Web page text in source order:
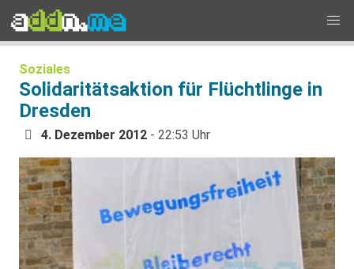
Soziales
Solidaritätsaktion für Flüchtlinge in
Dresden
4. Dezember 2012 - 22:53 Uhr